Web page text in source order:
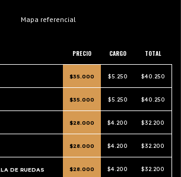
Mapa referencial
PRECIO CARGO TOTAL
$35.000 $5.250 $40.250
$35.000 $5.250 $40.250
$28.000 $4.200 $32.200
$28.000 $4.200 $32.200
DE RUEDAS $28.000 $4.200 $32.200